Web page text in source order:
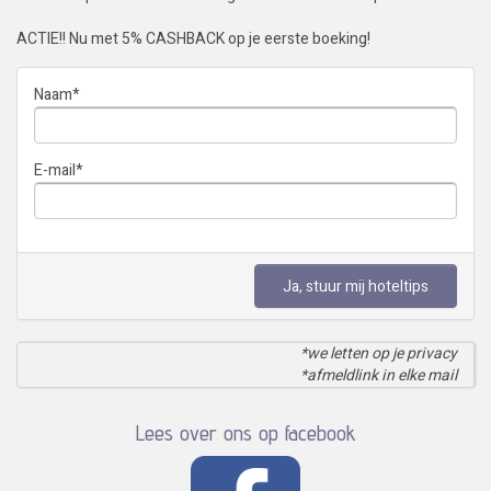
ACTIE!! Nu met 5% CASHBACK op je eerste boeking!
Naam*
E-mail*
Ja, stuur mij hoteltips
*we letten op je privacy
*afmeldlink in elke mail
Lees over ons op facebook